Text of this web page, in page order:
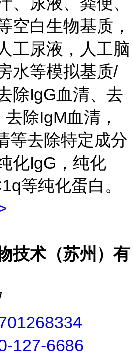
空白生物基质，
工尿液，人工脑
水等模拟基质/
除IgG血清、去
除IgM血清，
等去除特定成分
化IgG，纯化
等纯化蛋白。
技术（苏州）有
127-6686